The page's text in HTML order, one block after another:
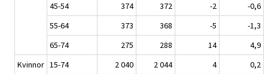
45-54
374 372 -2
-0,6
55-64
373 368 -5
-1,3
65-74
275 288 14
4,9
Kvinnor 15-74 2 040 2 044 4
0,2